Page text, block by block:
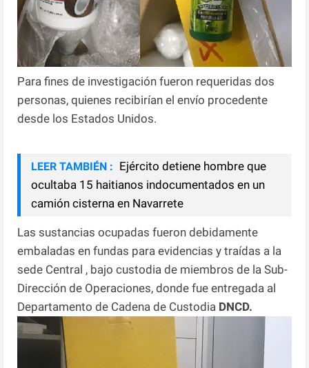
Para fines de investigación fueron requeridas dos
personas, quienes recibirían el envío procedente
desde los Estados Unidos.
LEER TAMBIÉN : Ejército detiene hombre que
ocultaba 15 haitianos indocumentados en un
camión cisterna en Navarrete
Las sustancias ocupadas fueron debidamente
embaladas en fundas para evidencias y traídas a la
sede Central , bajo custodia de miembros de la Sub-
Dirección de Operaciones, donde fue entregada al
Departamento de Cadena de Custodia DNCD.